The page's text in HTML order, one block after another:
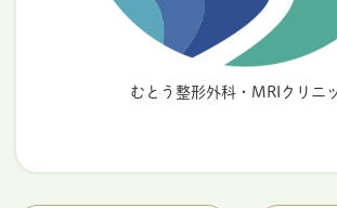
むとう整形外科・MRIクリニ